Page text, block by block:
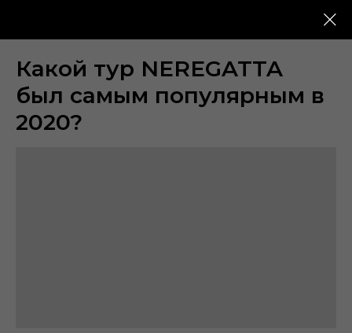
Какой тур NEREGATTA
был самым популярным в
2020?